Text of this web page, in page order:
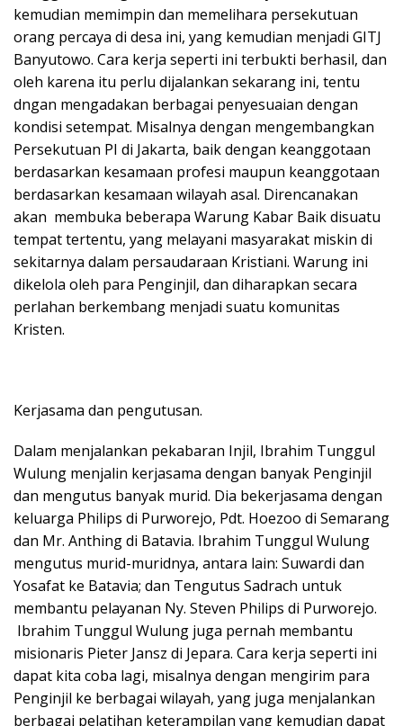
kemudian memimpin dan memelihara persekutuan
orang percaya di desa ini, yang kemudian menjadi GITJ
Banyutowo. Cara kerja seperti ini terbukti berhasil, dan
oleh karena itu perlu dijalankan sekarang ini, tentu
dngan mengadakan berbagai penyesuaian dengan
kondisi setempat. Misalnya dengan mengembangkan
Persekutuan PI di Jakarta, baik dengan keanggotaan
berdasarkan kesamaan profesi maupun keanggotaan
berdasarkan kesamaan wilayah asal. Direncanakan
akan membuka beberapa Warung Kabar Baik disuatu
tempat tertentu, yang melayani masyarakat miskin di
sekitarnya dalam persaudaraan Kristiani. Warung ini
dikelola oleh para Penginjil, dan diharapkan secara
perlahan berkembang menjadi suatu komunitas
Kristen.
Kerjasama dan pengutusan.
Dalam menjalankan pekabaran Injil, Ibrahim Tunggul
Wulung menjalin kerjasama dengan banyak Penginjil
dan mengutus banyak murid. Dia bekerjasama dengan
keluarga Philips di Purworejo, Pdt. Hoezoo di Semarang
dan Mr. Anthing di Batavia. Ibrahim Tunggul Wulung
mengutus murid-muridnya, antara lain: Suwardi dan
Yosafat ke Batavia; dan Tengutus Sadrach untuk
membantu pelayanan Ny. Steven Philips di Purworejo.
Ibrahim Tunggul Wulung juga pernah membantu
misionaris Pieter Jansz di Jepara. Cara kerja seperti ini
dapat kita coba lagi, misalnya dengan mengirim para
Penginjil ke berbagai wilayah, yang juga menjalankan
berbagai pelatihan keterampilan yang kemudian dapat